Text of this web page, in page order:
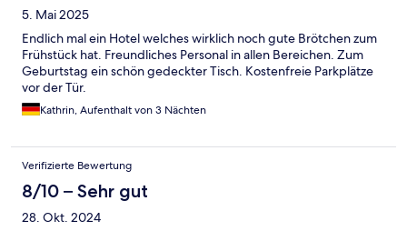
5. Mai 2025
Endlich mal ein Hotel welches wirklich noch gute Brötchen zum
Frühstück hat. Freundliches Personal in allen Bereichen. Zum
Geburtstag ein schön gedeckter Tisch. Kostenfreie Parkplätze
vor der Tür.
Kathrin, Aufenthalt von 3 Nächten
Verifizierte Bewertung
8/10 – Sehr gut
28. Okt. 2024